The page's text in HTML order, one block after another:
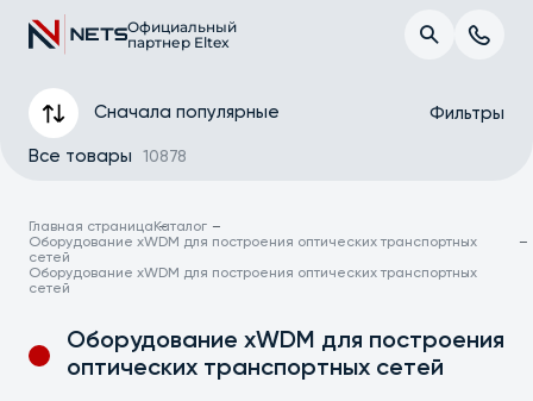
Официальный
партнер Eltex
Главная страница Каталог
Оборудование xWDM для построения оптических транспортных
сетей
Оборудование xWDM для построения оптических транспортных
сетей
Оборудование xWDM для построения
оптических транспортных сетей
Все товары 10878
Сначала популярные Фильтры